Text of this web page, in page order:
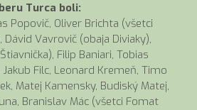
Turca boli:
Popovič, Oliver Brichta (všetci
Vavrovič (obaja Diviaky),
Filip Baniari, Tobias
Filc, Leonard Kremeň, Timo
Matej Kamensky, Budiský Matej,
Branislav Mác (všetci Fomat